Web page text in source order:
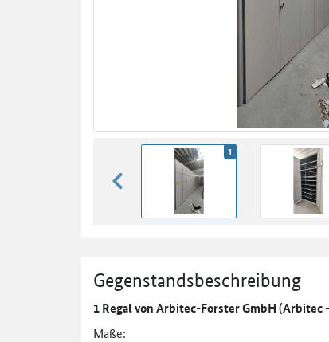
zurück blättern
1
Gegenstandsbeschreibung
1 Regal von Arbitec-Forster GmbH (Arbitec
Maße: